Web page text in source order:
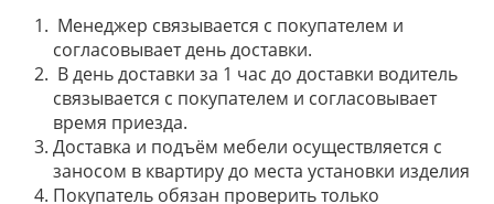
Менеджер связывается с покупателем и
согласовывает день доставки.
В день доставки за 1 час до доставки водитель
связывается с покупателем и согласовывает
время приезда.
Доставка и подъём мебели осуществляется с
заносом в квартиру до места установки изделия
Покупатель обязан проверить только